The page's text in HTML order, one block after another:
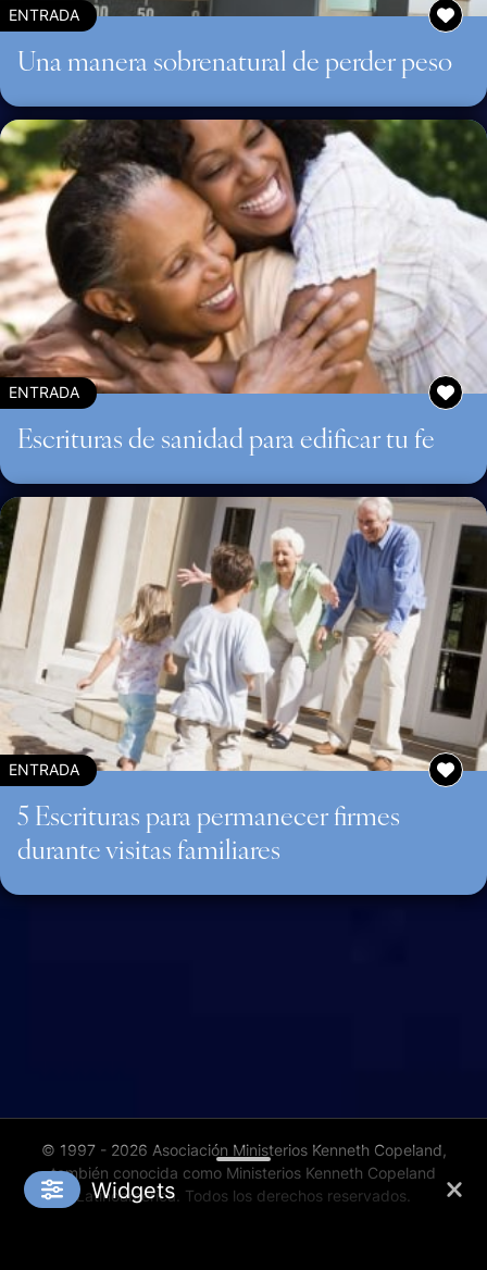
ENTRADA
Una manera sobrenatural de perder peso
ENTRADA
Escrituras de sanidad para edificar tu fe
ENTRADA
5 Escrituras para permanecer firmes
durante visitas familiares
Widgets
© 1997 - 2026 Asociación Ministerios Kenneth Copeland,
también conocida como Ministerios Kenneth Copeland
Latinoamérica. Todos los derechos reservados.